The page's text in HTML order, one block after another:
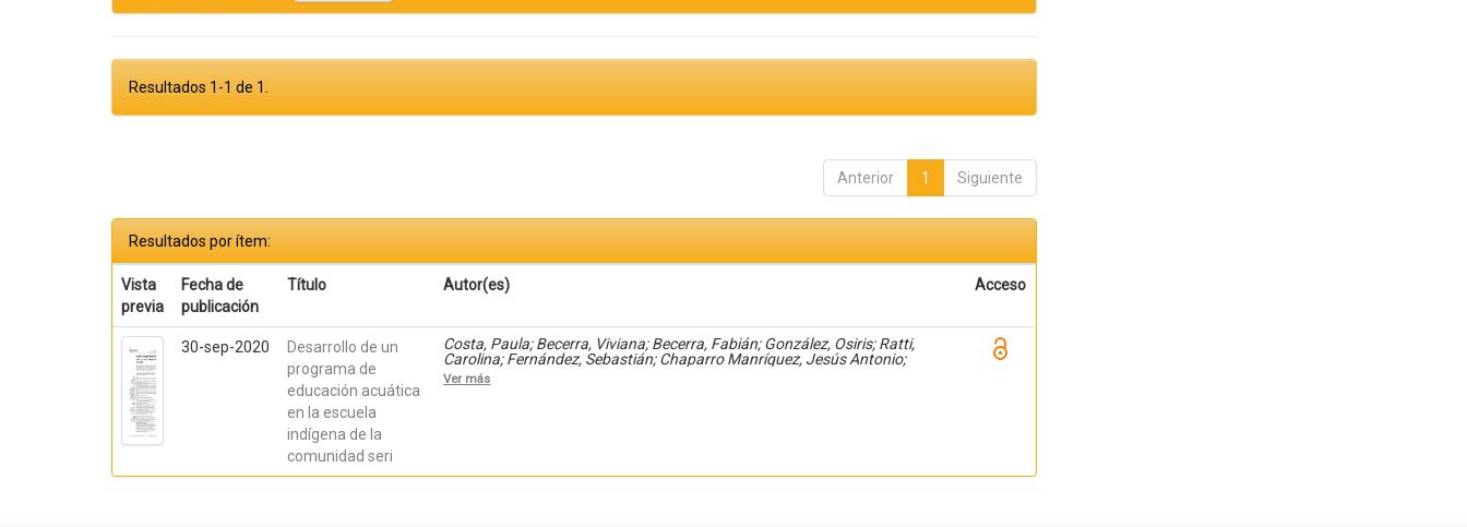
Resultados 1-1 de 1.
Anterior 1 Siguiente
Resultados por ítem:
Vista
previa
Fecha de
publicación
Título Autor(es) Acceso
30-sep-2020
Desarrollo de un
programa de
educación acuática
en la escuela
indígena de la
comunidad seri
Costa, Paula; Becerra, Viviana; Becerra, Fabián; González, Osiris; Ratti,
Carolina; Fernández, Sebastián; Chaparro Manríquez, Jesús Antonio;
Hernández Acevedo, Haide; Santana Meza, Haide Yoselin; Ramírez Cruz,
Alejandro; Pérez, Raymundo; Rodríguez Arellano, Eunice; Granados, Julio;
Ver más